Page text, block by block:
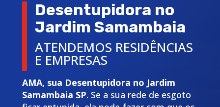
Desentupidora no
Jardim Samambaia
ATENDEMOS RESIDÊNCIAS
E EMPRESAS
AMA, sua Desentupidora no Jardim
Samambaia SP. Se a sua rede de esgoto